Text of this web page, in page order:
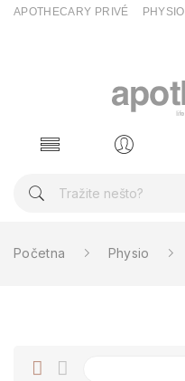
APOTHECARY PRIVÉ
Početna Physio